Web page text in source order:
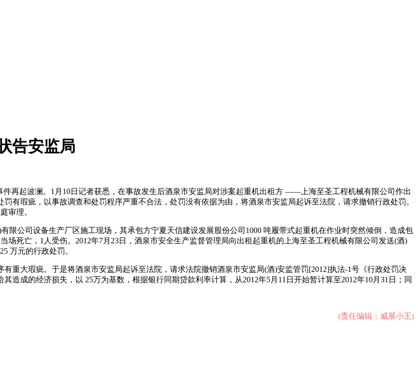
告安监局
起波澜。1月10日记者获悉，在事故发生后酒泉市安监局对涉案起重机出租方 ——上海至圣工程机械有限公司作出
有瑕疵，以事故调查和处罚程序严重不合法，处罚没有依据为由，将酒泉市安监局起诉至法院，请求撤销行政处罚。
审理。
公司设备生产厂区施工现场，其承包方宁夏天信建设发展股份公司1000 吨履带式起重机在作业时突然倾倒，造成包
死亡，1人受伤。2012年7月23日，酒泉市安全生产监督管理局向出租起重机的上海至圣工程机械有限公司发送(酒)
万元的行政处罚。
大瑕疵。于是将酒泉市安监局起诉至法院，请求法院撤销酒泉市安监局(酒)安监管罚[2012]执法-1号《行政处罚决
造成的经济损失，以 25万为基数，根据银行同期贷款利率计算，从2012年5月11日开始暂计算至2012年10月31日；同
(责任编辑：威展小王)